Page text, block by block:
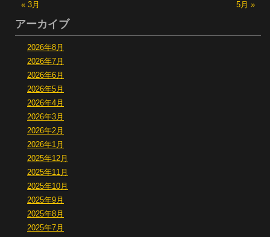
« 3月 5月 »
アーカイブ
2026年8月
2026年7月
2026年6月
2026年5月
2026年4月
2026年3月
2026年2月
2026年1月
2025年12月
2025年11月
2025年10月
2025年9月
2025年8月
2025年7月